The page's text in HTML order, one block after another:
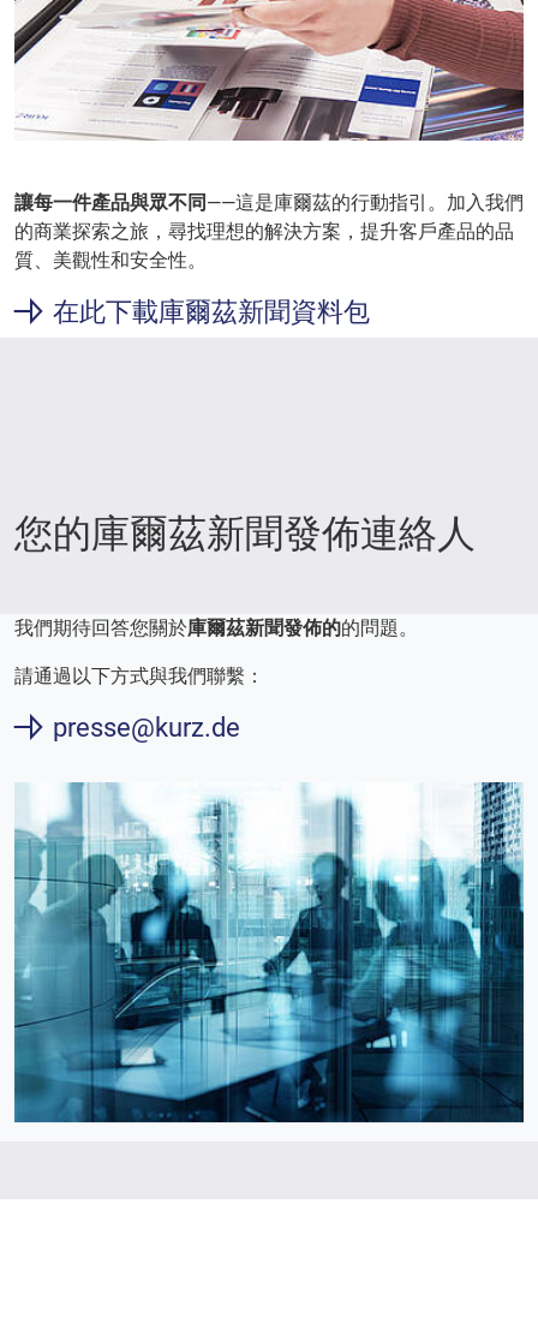
讓每一件產品與眾不同——這是庫爾茲的行動指引。加入我們
的商業探索之旅，尋找理想的解決方案，提升客戶產品的品
質、美觀性和安全性。
在此下載庫爾茲新聞資料包
您的庫爾茲新聞發佈連絡人
我們期待回答您關於庫爾茲新聞發佈的的問題。
請通過以下方式與我們聯繫：
presse@kurz.de